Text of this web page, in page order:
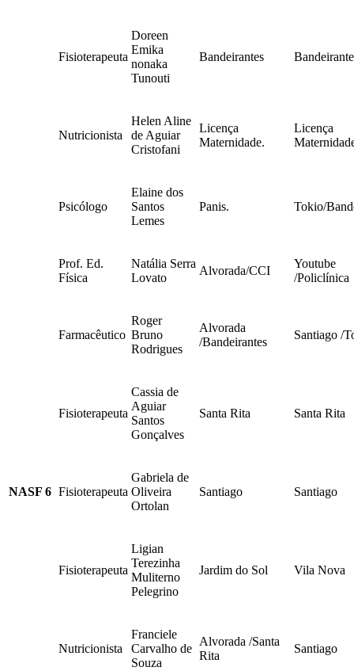
Fisioterapeuta
Doreen
Emika
nonaka
Tunouti
Bandeirantes
Nutricionista
Helen Aline
de Aguiar
Cristofani
Licença
Maternidade.
Licença
Psicólogo
Elaine dos
Santos
Lemes
Panis. Tokio/
NASF 6
Prof. Ed.
Física
Natália Serra
Lovato
Alvorada/CCI
Youtube
/Policlínica
Farmacêutico
Roger
Bruno
Rodrigues
Alvorada
/Bandeirantes
Santiago /
Fisioterapeuta
Cassia de
Aguiar
Santos
Gonçalves
Santa Rita Santa Rita
Fisioterapeuta
Gabriela de
Oliveira
Ortolan
Santiago Santiago
Fisioterapeuta
Ligian
Terezinha
Muliterno
Pelegrino
Jardim do Sol Vila Nova
Nutricionista
Franciele
Carvalho de
Souza
Alvorada /Santa
Rita
Santiago